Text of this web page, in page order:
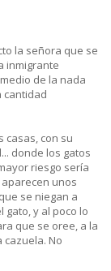
la señora que se
inmigrante
de la nada
cantidad
casas, con su
donde los gatos
riesgo sería
unos
se niegan a
y al poco lo
que se oree, a la
No